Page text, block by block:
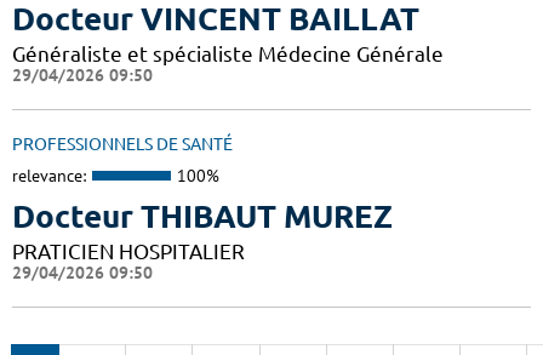
Docteur VINCENT BAILLAT
Généraliste et spécialiste Médecine Générale
29/04/2026 09:50
PROFESSIONNELS DE SANTÉ
relevance: 100%
Docteur THIBAUT MUREZ
PRATICIEN HOSPITALIER
29/04/2026 09:50